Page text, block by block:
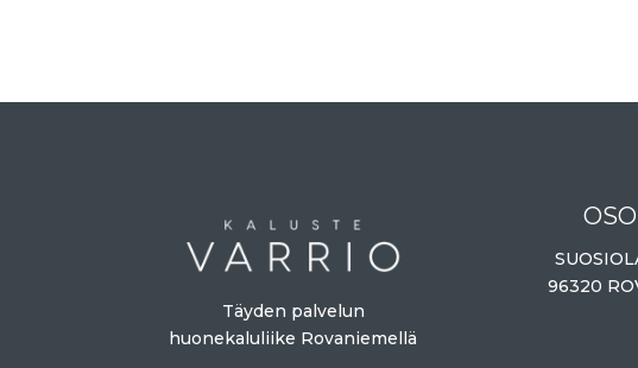
Täyden palvelun
huonekaluliike Rovaniemellä
96320